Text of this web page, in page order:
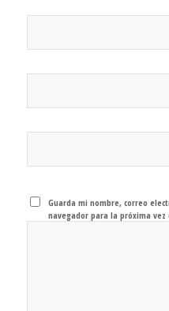
Guarda mi nombre, correo
navegador para la próxima vez